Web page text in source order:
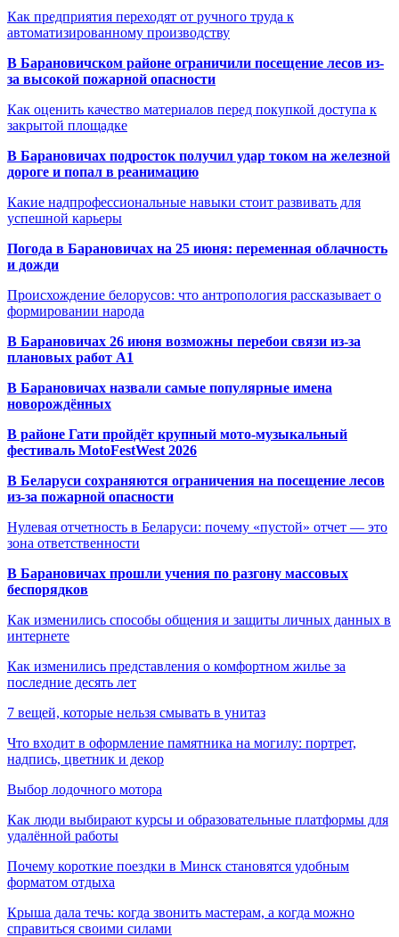
Как предприятия переходят от ручного труда к
автоматизированному производству
В Барановичском районе ограничили посещение лесов из-
за высокой пожарной опасности
Как оценить качество материалов перед покупкой доступа к
закрытой площадке
В Барановичах подросток получил удар током на железной
дороге и попал в реанимацию
Какие надпрофессиональные навыки стоит развивать для
успешной карьеры
Погода в Барановичах на 25 июня: переменная облачность
и дожди
Происхождение белорусов: что антропология рассказывает о
формировании народа
В Барановичах 26 июня возможны перебои связи из-за
плановых работ A1
В Барановичах назвали самые популярные имена
новорождённых
В районе Гати пройдёт крупный мото-музыкальный
фестиваль MotoFestWest 2026
В Беларуси сохраняются ограничения на посещение лесов
из-за пожарной опасности
Нулевая отчетность в Беларуси: почему «пустой» отчет — это
зона ответственности
В Барановичах прошли учения по разгону массовых
беспорядков
Как изменились способы общения и защиты личных данных в
интернете
Как изменились представления о комфортном жилье за
последние десять лет
7 вещей, которые нельзя смывать в унитаз
Что входит в оформление памятника на могилу: портрет,
надпись, цветник и декор
Выбор лодочного мотора
Как люди выбирают курсы и образовательные платформы для
удалённой работы
Почему короткие поездки в Минск становятся удобным
форматом отдыха
Крыша дала течь: когда звонить мастерам, а когда можно
справиться своими силами